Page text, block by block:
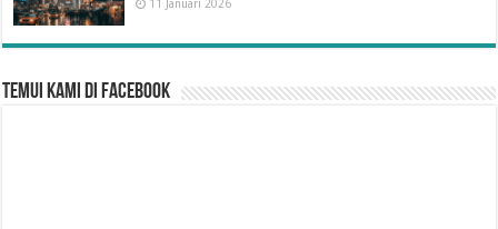
11 Januari 2026
Temui Kami di Facebook